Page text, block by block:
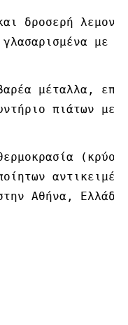
δροσερή
γλασαρισμένα με
μέταλλα,
πιάτων με
(κρύο
Αθήνα, Ελλάδα